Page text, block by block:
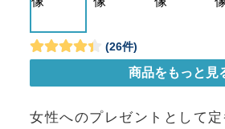
女性へのプレゼントとして